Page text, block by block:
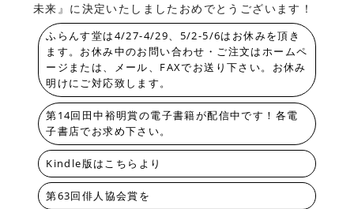
未来』に決定いたしましたおめでとうございます！
ふらんす堂は4/27-4/29、5/2-5/6はお休みを頂き
ます。お休み中のお問い合わせ・ご注文はホームペ
ージまたは、メール、FAXでお送り下さい。お休み
明けにご対応致します。
第14回田中裕明賞の電子書籍が配信中です！各電
子書店でお求め下さい。
Kindle版はこちらより
第63回俳人協会賞を